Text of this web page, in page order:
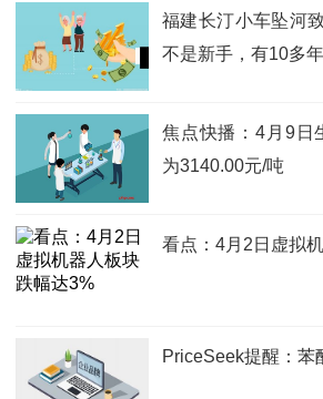
福建长汀小车坠河
不是新手，有10多
焦点快播：4月9日
为3140.00元/吨
看点：4月2日虚拟
PriceSeek提醒：苯